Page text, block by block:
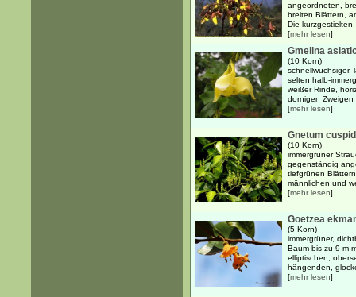
angeordneten,
breiten Blättern,
Die
[mehr lesen]
Gmelina
(10 Korn)
schnellwüchsiger,
selten halb-
weißer Rinde,
dornigen
[mehr lesen]
Gnetum
(10 Korn)
immergrüner
gegenständig
tiefgrünen
männlichen und
[mehr lesen]
Goetzea
(5 Korn)
immergrüner,
Baum bis zu 9 m
elliptischen,
hängenden,
[mehr lesen]